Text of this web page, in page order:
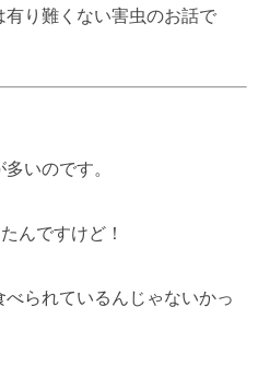
り難くない害虫のお話で
いのです。
んですけど！
られているんじゃないかっ